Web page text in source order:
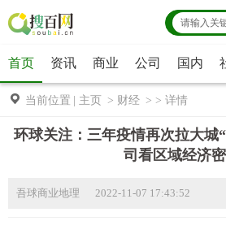
首页 资讯 商业 公司 国内
当前位置 主页 > 财经 > > 详情
环球关注：三年疫情再次拉大城
司看区域经济
吾球商业地理 2022-11-07 17:43:52